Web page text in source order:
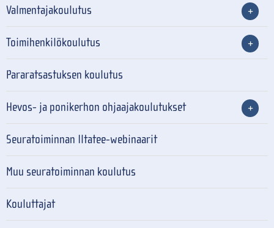
Valmentajakoulutus
Toimihenkilökoulutus
Pararatsastuksen koulutus
Hevos- ja ponikerhon ohjaajakoulutukset
Seuratoiminnan Iltatee-webinaarit
Muu seuratoiminnan koulutus
Kouluttajat